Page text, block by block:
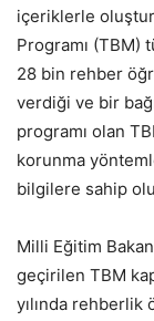
içeriklerle
Programı (TBM)
28 bin rehber
verdiği ve bir
programı olan
korunma
bilgilere sahip
Milli Eğitim
geçirilen TBM
yılında rehberlik